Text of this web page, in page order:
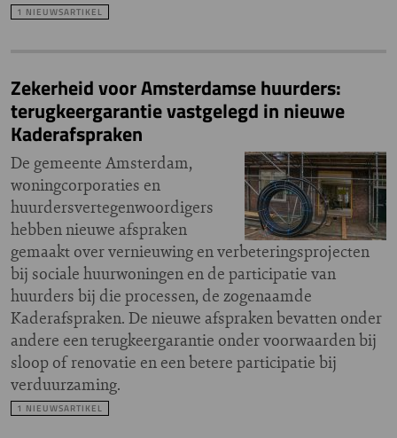
1 NIEUWSARTIKEL
Zekerheid voor Amsterdamse huurders:
terugkeergarantie vastgelegd in nieuwe
Kaderafspraken
De gemeente Amsterdam,
woningcorporaties en
huurdersvertegenwoordigers
hebben nieuwe afspraken
gemaakt over vernieuwing en verbeteringsprojecten
bij sociale huurwoningen en de participatie van
huurders bij die processen, de zogenaamde
Kaderafspraken. De nieuwe afspraken bevatten onder
andere een terugkeergarantie onder voorwaarden bij
sloop of renovatie en een betere participatie bij
verduurzaming.
1 NIEUWSARTIKEL